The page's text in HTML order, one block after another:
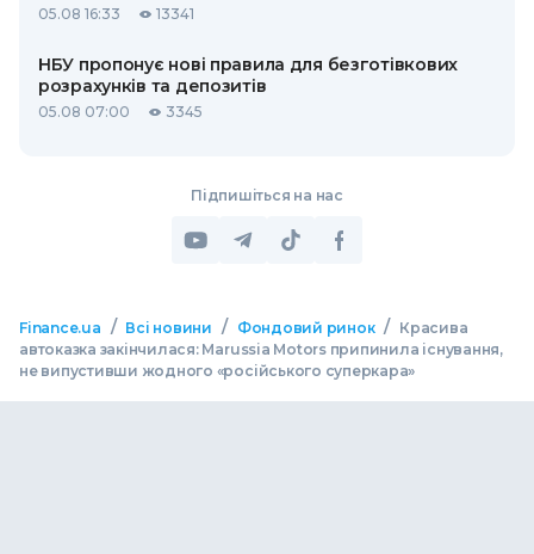
05.08 16:33 13341
НБУ пропонує нові правила для безготівкових
розрахунків та депозитів
05.08 07:00 3345
Підпишіться на нас
Finance.ua / Всі новини / Фондовий ринок / Красива
автоказка закінчилася: Marussia Motors припинила існування,
не випустивши жодного «російського суперкара»